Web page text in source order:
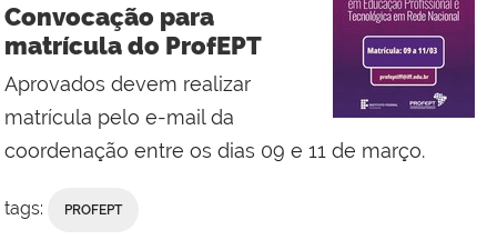
Convocação para
matrícula do ProfEPT
Aprovados devem realizar
matrícula pelo e-mail da
coordenação entre os dias 09 e 11 de março.
tags: PROFEPT